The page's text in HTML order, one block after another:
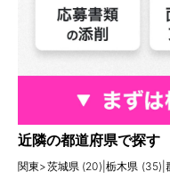
近隣の都道府県で探す
関東>茨城県 (20) 栃木県 (35) |